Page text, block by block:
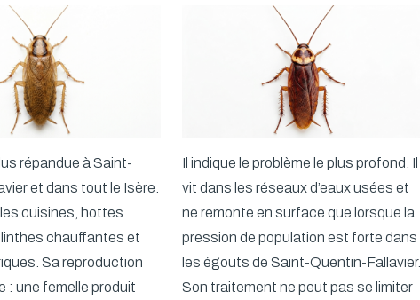
répandue à Saint-
et dans tout le Isère.
cuisines, hottes
chauffantes et
Sa reproduction
: une femelle produit
Il indique le problème le plus profond. Il
vit dans les réseaux d’eaux usées et
ne remonte en surface que lorsque la
pression de population est forte dans
les égouts de Saint-Quentin-Fallavier.
Son traitement ne peut pas se limiter